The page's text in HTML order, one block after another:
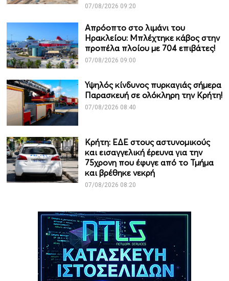
07/08/2026 09:20
Απρόοπτο στο λιμάνι του
Ηρακλείου: Μπλέχτηκε κάβος στην
προπέλα πλοίου με 704 επιβάτες!
07/08/2026 09:00
Υψηλός κίνδυνος πυρκαγιάς σήμερα
Παρασκευή σε ολόκληρη την Κρήτη!
07/08/2026 08:40
Κρήτη: ΕΔΕ στους αστυνομικούς
και εισαγγελική έρευνα για την
75χρονη που έφυγε από το Τμήμα
και βρέθηκε νεκρή
07/08/2026 08:20